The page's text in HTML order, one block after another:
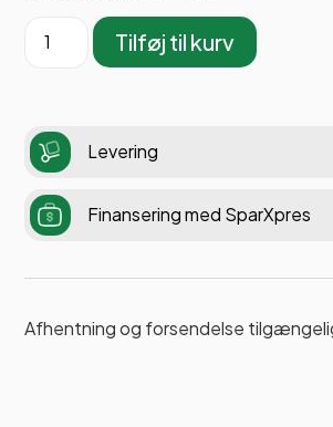
Tilføj til kurv
Levering
Finansering med SparXpres
Afhentning og forsendelse